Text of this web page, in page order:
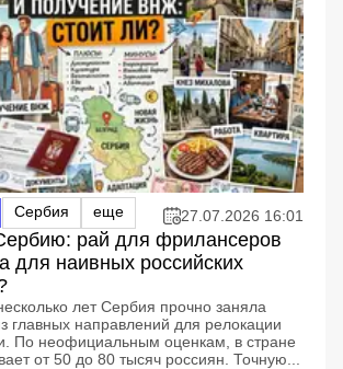
Сербия еще 27.07.2026 16:01
рай для фрилансеров
для наивных российских
лет Сербия прочно заняла
главных направлений для релокации
По неофициальным оценкам, в стране
от 50 до 80 тысяч россиян. Точную...